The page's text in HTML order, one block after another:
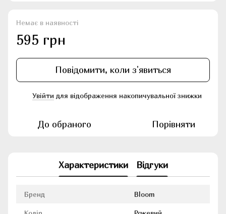
Немає в наявності
595 грн
Повідомити, коли з'явиться
Увійти для відображення накопичувальної знижки
До обраного Порівняти
Характеристики Відгуки
Бренд Bloom